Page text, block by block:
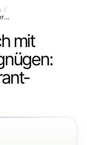
Verwöhnen Sie sich mit kulinarischem Vergnügen: Das beste Restaurant-Erlebnis der Stadt
mit